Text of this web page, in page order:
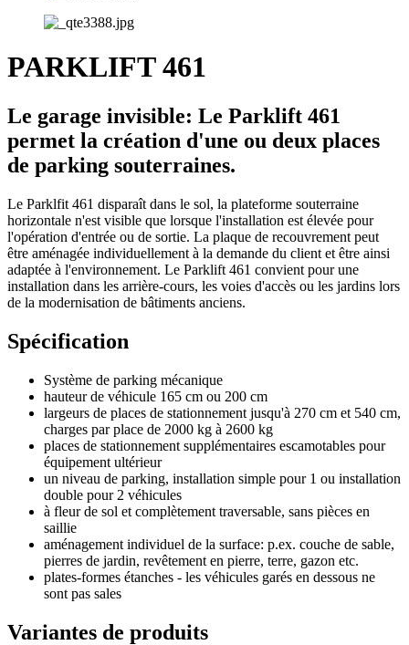
PARKLIFT 461
Le garage invisible: Le Parklift 461
permet la création d'une ou deux places
de parking souterraines.
Le Parklfit 461 disparaît dans le sol, la plateforme souterraine
horizontale n'est visible que lorsque l'installation est élevée pour
l'opération d'entrée ou de sortie. La plaque de recouvrement peut
être aménagée individuellement à la demande du client et être ainsi
adaptée à l'environnement. Le Parklift 461 convient pour une
installation dans les arrière-cours, les voies d'accès ou les jardins lors
de la modernisation de bâtiments anciens.
Spécification
Système de parking mécanique
hauteur de véhicule 165 cm ou 200 cm
largeurs de places de stationnement jusqu'à 270 cm et 540 cm,
charges par place de 2000 kg à 2600 kg
places de stationnement supplémentaires escamotables pour
équipement ultérieur
un niveau de parking, installation simple pour 1 ou installation
double pour 2 véhicules
à fleur de sol et complètement traversable, sans pièces en
saillie
aménagement individuel de la surface: p.ex. couche de sable,
pierres de jardin, revêtement en pierre, terre, gazon etc.
plates-formes étanches - les véhicules garés en dessous ne
sont pas sales
Variantes de produits